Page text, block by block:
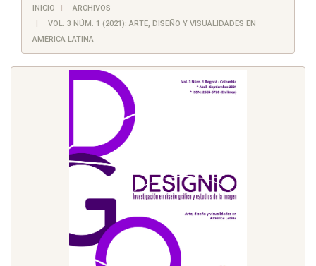
INICIO
ARCHIVOS
VOL. 3 NÚM. 1 (2021): ARTE, DISEÑO Y VISUALIDADES EN
AMÉRICA LATINA